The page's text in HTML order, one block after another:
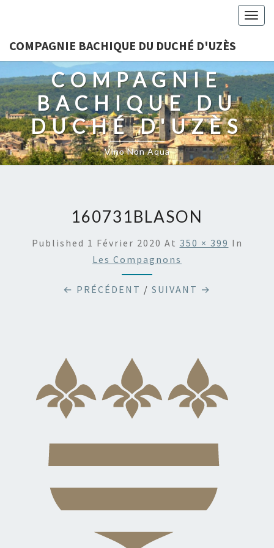
COMPAGNIE BACHIQUE DU DUCHÉ D'UZÈS
COMPAGNIE
BACHIQUE DU
DUCHÉ D'UZÈS
Vino Non Aqua
160731BLASON
Published 1 Février 2020 At 350 × 399 In
Les Compagnons
← PRÉCÉDENT / SUIVANT →